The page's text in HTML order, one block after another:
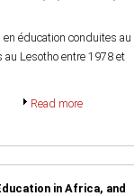
éducation conduites au
Lesotho entre 1978 et
Read more
in Africa, and